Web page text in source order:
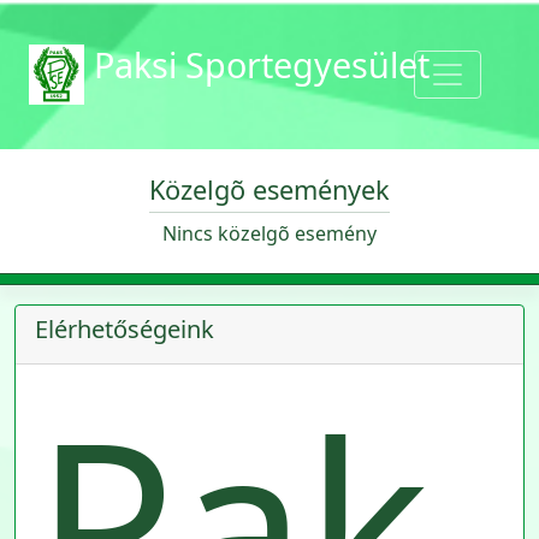
Paksi Sportegyesület
Közelgõ események
Nincs közelgõ esemény
Elérhetőségeink